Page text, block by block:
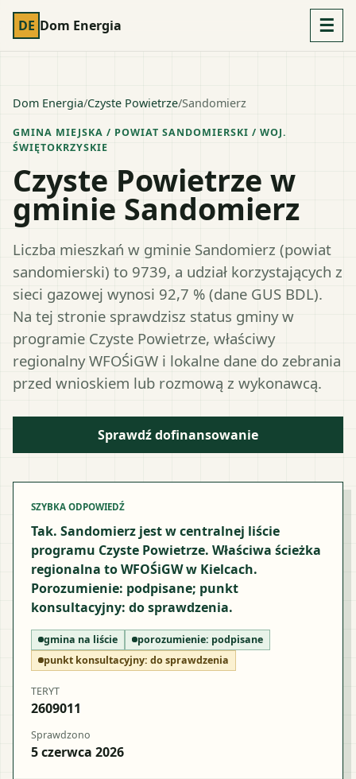
DE Dom Energia ☰
Dom Energia/Czyste Powietrze/Sandomierz
GMINA MIEJSKA / POWIAT SANDOMIERSKI / WOJ.
ŚWIĘTOKRZYSKIE
Czyste Powietrze w
gminie Sandomierz
Liczba mieszkań w gminie Sandomierz (powiat
sandomierski) to 9739, a udział korzystających z
sieci gazowej wynosi 92,7 % (dane GUS BDL).
Na tej stronie sprawdzisz status gminy w
programie Czyste Powietrze, właściwy
regionalny WFOŚiGW i lokalne dane do zebrania
przed wnioskiem lub rozmową z wykonawcą.
Sprawdź dofinansowanie
SZYBKA ODPOWIEDŹ
Tak. Sandomierz jest w centralnej liście
programu Czyste Powietrze. Właściwa ścieżka
regionalna to WFOŚiGW w Kielcach.
Porozumienie: podpisane; punkt
konsultacyjny: do sprawdzenia.
gmina na liście porozumienie: podpisane
punkt konsultacyjny: do sprawdzenia
TERYT
2609011
Sprawdzono
5 czerwca 2026